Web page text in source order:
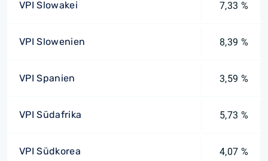
VPI Slowakei 7,33 %
VPI Slowenien 8,39 %
VPI Spanien 3,59 %
VPI Südafrika 5,73 %
VPI Südkorea 4,07 %